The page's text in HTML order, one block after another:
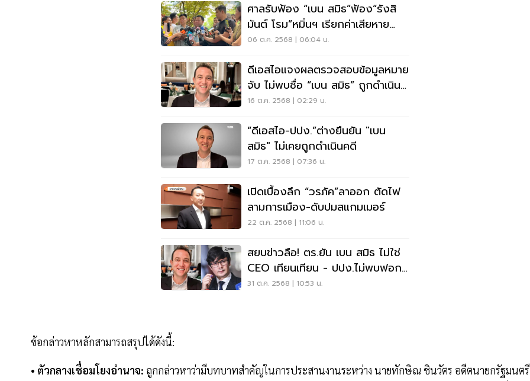
ศาลรับฟ้อง “เบน สมิธ”ฟ้อง“รังสิ
มันต์ โรม”หมิ่นฯ เรียกค่าเสียหาย
100 ล้าน
06 ต.ค. 2568 | 06:04 น.
ดีเอสไอแจงผลตรวจสอบข้อมูลหมาย
จับ ไม่พบชื่อ “เบน สมิธ” ถูกดำเนิน
คดี
16 ต.ค. 2568 | 02:29 น.
“ดีเอสไอ-ปปง.”ต่างยืนยัน "เบน
สมิธ" ไม่เคยถูกดำเนินคดี
17 ต.ค. 2568 | 07:36 น.
เปิดเบื้องลึก “วรภัค”ลาออก ตัดไฟ
ลามการเมือง-ดับปมสแกมเมอร์
22 ต.ค. 2568 | 11:06 น.
สยบข่าวลือ! ตร.ยัน เบน สมิธ ไม่ใช่
CEO เทียนเทียน - ปปง.ไม่พบฟอก
เงิน
31 ต.ค. 2568 | 10:53 น.
ข้อกล่าวหาหลักสามารถสรุปได้ดังนี้:
• ตัวกลางเชื่อมโยงอำนาจ: ถูกกล่าวหาว่ามีบทบาทสำคัญในการประสานงานระหว่าง นายทักษิณ ชินวัตร อดีตนายกรัฐมนตรี